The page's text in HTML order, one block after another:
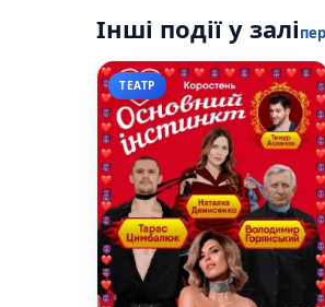
Інші події у залі
ТЕАТР